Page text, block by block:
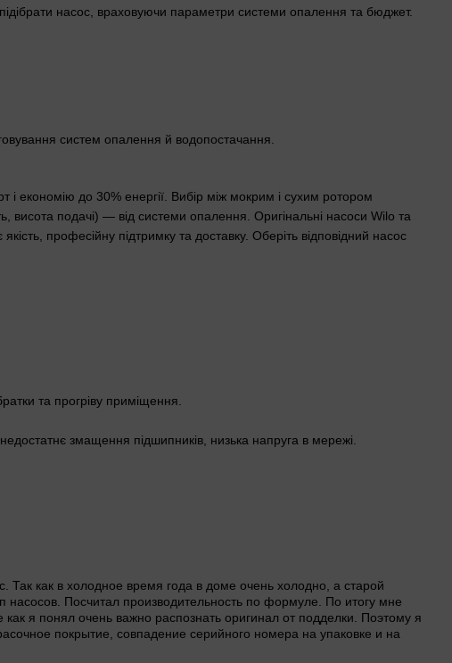
насос, враховуючи параметри системи опалення та бюджет.
систем опалення й водопостачання.
до 30% енергії. Вибір між мокрим і сухим ротором
висота подачі) — від системи опалення. Оригінальні насоси Wilo та
професійну підтримку та доставку. Оберіть відповідний насос
та прогріву приміщення.
змащення підшипників, низька напруга в мережі.
как в холодное время года в доме очень холодно, а старой
Посчитал производительность по формуле. По итогу мне
я понял очень важно распознать оригинал от подделки. Поэтому я
покрытие, совпадение серийного номера на упаковке и на